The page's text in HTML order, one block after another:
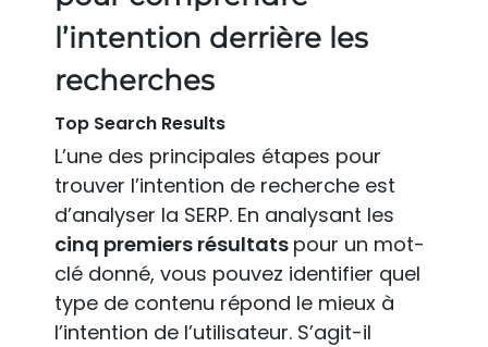
l’intention derrière les
recherches
Top Search Results
L’une des principales étapes pour
trouver l’intention de recherche est
d’analyser la SERP. En analysant les
cinq premiers résultats pour un mot-
clé donné, vous pouvez identifier quel
type de contenu répond le mieux à
l’intention de l’utilisateur. S’agit-il